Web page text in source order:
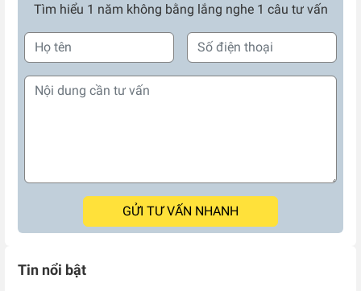
Tìm hiểu 1 năm không bằng lắng nghe 1 câu tư vấn
GỬI TƯ VẤN NHANH
Tin nổi bật